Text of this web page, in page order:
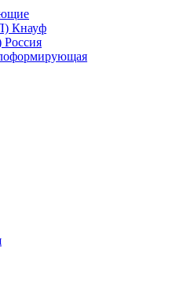
Кнауф